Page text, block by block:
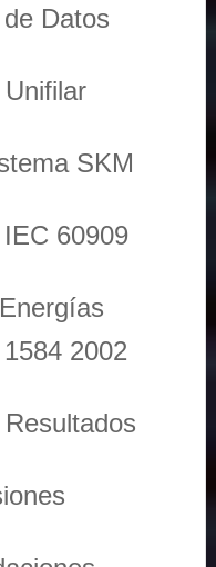
Datos
SKM
60909
2002